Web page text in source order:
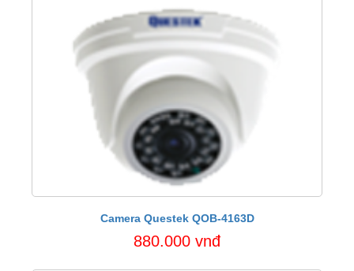
Camera Questek QOB-4163D
880.000 vnđ